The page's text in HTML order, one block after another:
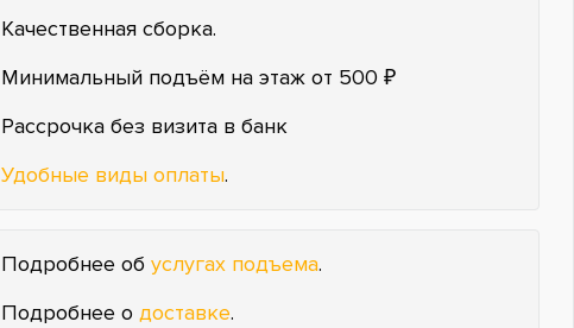
Качественная сборка.
Минимальный подъём на этаж от 500 ₽
Рассрочка без визита в банк
Удобные виды оплаты.
Подробнее об услугах подъема.
Подробнее о доставке.